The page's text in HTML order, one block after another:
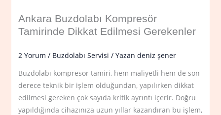
Ankara Buzdolabı Kompresör
Tamirinde Dikkat Edilmesi Gerekenler
2 Yorum / Buzdolabı Servisi / Yazan deniz şener
Buzdolabı kompresör tamiri, hem maliyetli hem de son
derece teknik bir işlem olduğundan, yapılırken dikkat
edilmesi gereken çok sayıda kritik ayrıntı içerir. Doğru
yapıldığında cihazınıza uzun yıllar kazandıran bu işlem,